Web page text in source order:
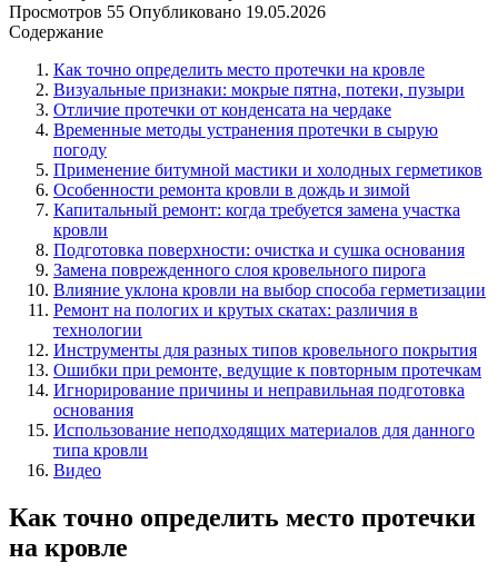
Просмотров 55 Опубликовано 19.05.2026
Содержание
Как точно определить место протечки на кровле
Визуальные признаки: мокрые пятна, потеки, пузыри
Отличие протечки от конденсата на чердаке
Временные методы устранения протечки в сырую
погоду
Применение битумной мастики и холодных герметиков
Особенности ремонта кровли в дождь и зимой
Капитальный ремонт: когда требуется замена участка
кровли
Подготовка поверхности: очистка и сушка основания
Замена поврежденного слоя кровельного пирога
Влияние уклона кровли на выбор способа герметизации
Ремонт на пологих и крутых скатах: различия в
технологии
Инструменты для разных типов кровельного покрытия
Ошибки при ремонте, ведущие к повторным протечкам
Игнорирование причины и неправильная подготовка
основания
Использование неподходящих материалов для данного
типа кровли
Видео
Как точно определить место протечки
на кровле